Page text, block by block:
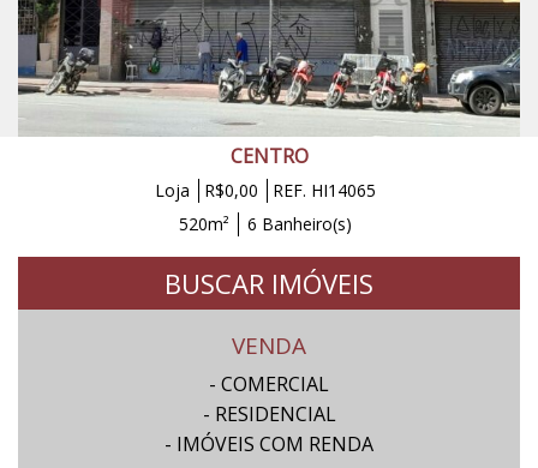
CENTRO
Loja R$0,00
REF. HI14065
520m²
6 Banheiro(s)
BUSCAR IMÓVEIS
VENDA
- COMERCIAL
- RESIDENCIAL
- IMÓVEIS COM RENDA